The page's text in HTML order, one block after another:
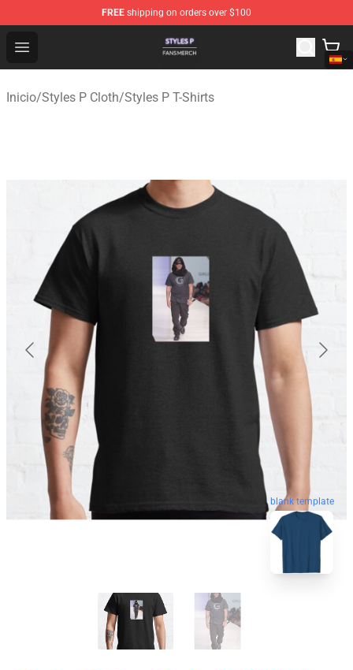
FREE shipping on orders over $100
Open menu
Styles P Shop - Official Styles P Merchandise Store
Inicio/Styles P Cloth/Styles P T-Shirts
blank template